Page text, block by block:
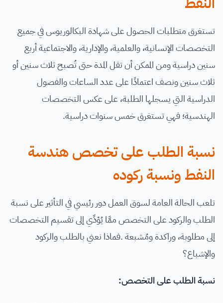
تستغرق متطلبات الحصول على شهادة البكالوريوس في جميع
التخصصات الإنسانية، والعلمية، والإدارية، والاجتماعية أربع
سنين دراسية ومن الممكن أن تقل المدة حتى تُصبح ثلاث سنين أو
ثلاث سنين ونصف اعتمادًا على عدد الساعات والفصول
الدراسية التي يسجلها الطلبة، على عكس التخصصات
الهندسية؛ فهي تستغرق خمس سنوات دراسية.
نسبة الطلب على تخصص هندسة
النفط ونسبة ركوده
تلعب الحالة العامة لسوق العمل دور رئيسي في التأثير على نسبة
الطلب والركود على التخصص ممَّا يُؤدِّي إلى تقسيم التخصصات
إلى مطلوبة، وراكدة ومُشبعة .فماذا نعني بالطلب والركود
والإشباع؟
نسبة الطلب على التخصص: